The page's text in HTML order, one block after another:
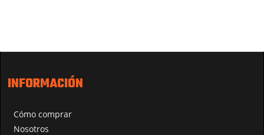
INFORMACIÓN
Cómo comprar
Nosotros